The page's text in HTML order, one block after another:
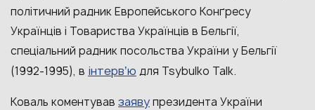
політичний радник Европейського Конґресу
Українців і Товариства Українців в Бельгії,
спеціальний радник посольства України у Бельгії
(1992-1995), в інтервʼю для Tsybulko Talk.
Коваль коментував заявупрезидента України